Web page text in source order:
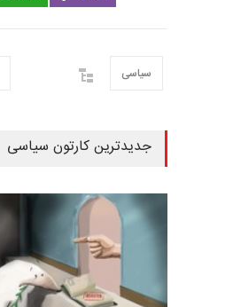
سیاسی
جدیدترین کارتون سیاسی